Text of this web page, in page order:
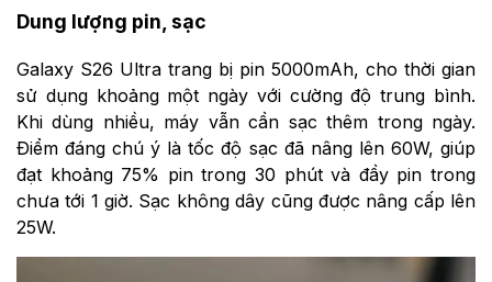
Dung lượng pin, sạc
Galaxy S26 Ultra trang bị pin 5000mAh, cho thời gian
sử dụng khoảng một ngày với cường độ trung bình.
Khi dùng nhiều, máy vẫn cần sạc thêm trong ngày.
Điểm đáng chú ý là tốc độ sạc đã nâng lên 60W, giúp
đạt khoảng 75% pin trong 30 phút và đầy pin trong
chưa tới 1 giờ. Sạc không dây cũng được nâng cấp lên
25W.